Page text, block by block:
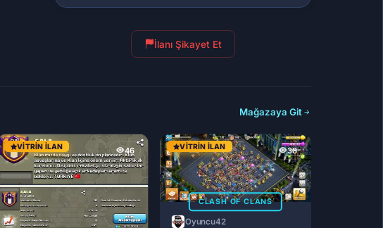
İlanı Şikayet Et
Mağazaya Git
46
VITRIN İLAN 38
VITRIN İLAN
CLASH OF CLANS
Oyuncu42